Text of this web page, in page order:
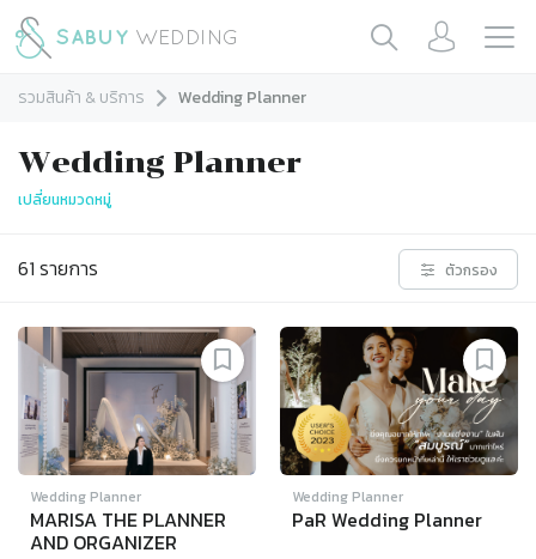
รวมสินค้า & บริการ Wedding Planner
Wedding Planner
เปลี่ยนหมวดหมู่
61 รายการ ตัวกรอง
Wedding Planner
MARISA THE PLANNER
AND ORGANIZER
Wedding Planner
PaR Wedding Planner